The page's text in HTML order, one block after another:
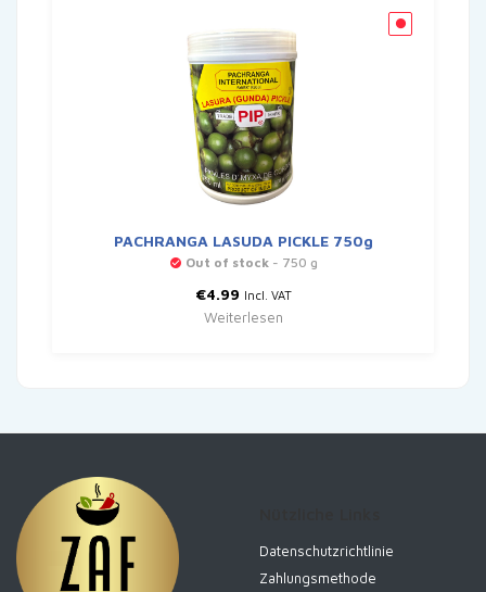
PACHRANGA LASUDA PICKLE 750g
Out of stock- 750 g
€4.99 Incl. VAT
Weiterlesen
Datenschutzrichtlinie
Zahlungsmethode